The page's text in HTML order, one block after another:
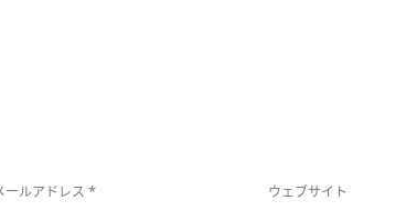
ールアドレス * ウェブサイト